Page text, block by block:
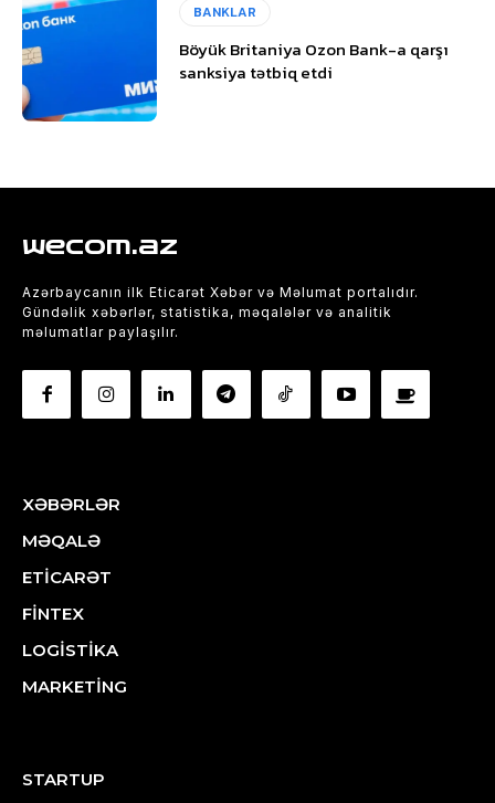
BANKLAR
Böyük Britaniya Ozon Bank-a qarşı
sanksiya tətbiq etdi
wecom.az
Azərbaycanın ilk Eticarət Xəbər və Məlumat portalıdır.
Gündəlik xəbərlər, statistika, məqalələr və analitik
məlumatlar paylaşılır.
XƏBƏRLƏR
MƏQALƏ
ETİCARƏT
FİNTEX
LOGİSTİKA
MARKETİNG
STARTUP